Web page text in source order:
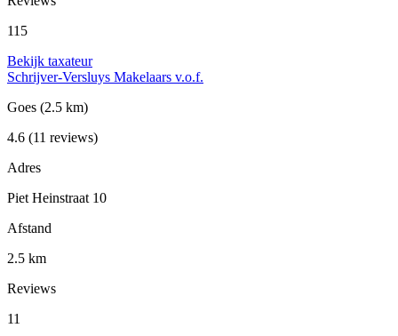
115
Bekijk taxateur
Schrijver-Versluys Makelaars v.o.f.
Goes (2.5 km)
4.6 (11 reviews)
Adres
Piet Heinstraat 10
Afstand
2.5 km
Reviews
11